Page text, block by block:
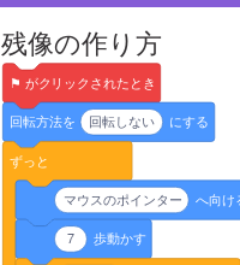
残像の作り方
⚑ がクリックされたとき
回転方法を 回転しない にする
ずっと
マウスのポインター へ向け
7 歩動かす